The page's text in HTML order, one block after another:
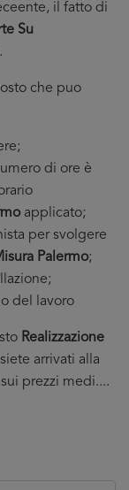
il fatto di
Su
che puo
di ore è
applicato;
per svolgere
Palermo;
del lavoro
Realizzazione
arrivati alla
prezzi medi....